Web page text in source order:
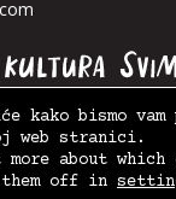
kako bismo
web stranici.
about which
off in